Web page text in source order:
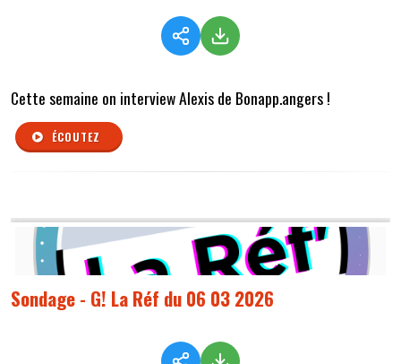
Cette semaine on interview Alexis de Bonapp.angers !
ÉCOUTEZ
Sondage - G! La Réf du 06 03 2026